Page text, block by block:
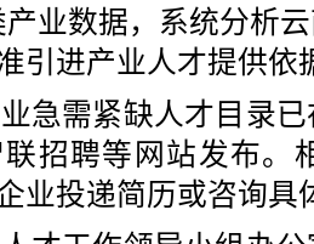
业数据，系统分析
引进产业人才提供依
急需紧缺人才目录
招聘等网站发布。
业投递简历或咨询具